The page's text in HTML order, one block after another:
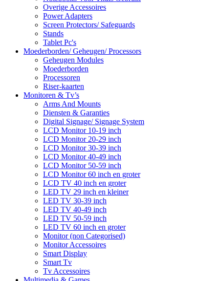
Overige Accessoires
Power Adapters
Screen Protectors/ Safeguards
Stands
Tablet Pc's
Moederborden/ Geheugen/ Processors
Geheugen Modules
Moederborden
Processoren
Riser-kaarten
Monitoren & Tv’s
Arms And Mounts
Diensten & Garanties
Digital Signage/ Signage System
LCD Monitor 10-19 inch
LCD Monitor 20-29 inch
LCD Monitor 30-39 inch
LCD Monitor 40-49 inch
LCD Monitor 50-59 inch
LCD Monitor 60 inch en groter
LCD TV 40 inch en groter
LED TV 29 inch en kleiner
LED TV 30-39 inch
LED TV 40-49 inch
LED TV 50-59 inch
LED TV 60 inch en groter
Monitor (non Categorised)
Monitor Accessoires
Smart Display
Smart Tv
Tv Accessoires